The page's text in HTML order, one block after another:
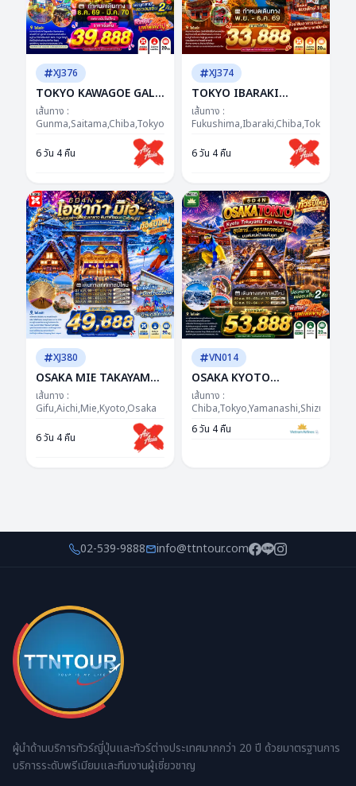
XJ376
TOKYO KAWAGOE GALA
YUZAWA ILUMINATION
FREEDAY NEW YEAR 6D
4N BY XJ "ซุปตาร์...GALA
จัดให้..ได้ฟีล...ได้รูป...ได้
เส้นทาง :
Gunma,Saitama,Chiba,Tokyo,Kanagawa,Yamanashi
6 วัน 4 คืน
XJ374
TOKYO IBARAKI
FUKUSHIMA AUTUMN
6D 4N BY XJ -- NOV -
DEC'26 -- ซุปตาร์...ธรรม
ชาติฮีลใจ...ญี่ปุ่นฮีลความ
เส้นทาง :
Fukushima,Ibaraki,Chiba,Tokyo
6 วัน 4 คืน
XJ380
OSAKA MIE TAKAYAMA
NABANANO
ILLUMINATION
DAYFLIGHT BY XJ 6D
4N"ซุปตาร์...เสน่ห์แห่งอิเสะ
หิมะแห่งกิฟุ ต้อนรับปีใหม่"
เส้นทาง :
Gifu,Aichi,Mie,Kyoto,Osaka
6 วัน 4 คืน
VN014
OSAKA KYOTO
TAKAYAMA FUJI TOKYO
NEW YEAR 6D4N BY VN
-- DEC'26 - JAN'27 ---
เส้นทาง :
6 วัน 4 คืน
02-539-9888 info@ttntour.com
ผู้นำด้านบริการทัวร์ญี่ปุ่นและทัวร์ต่างประเทศมากกว่า 20 ปี ด้วยมาตรฐานการ
บริการระดับพรีเมียมและทีมงานผู้เชี่ยวชาญ